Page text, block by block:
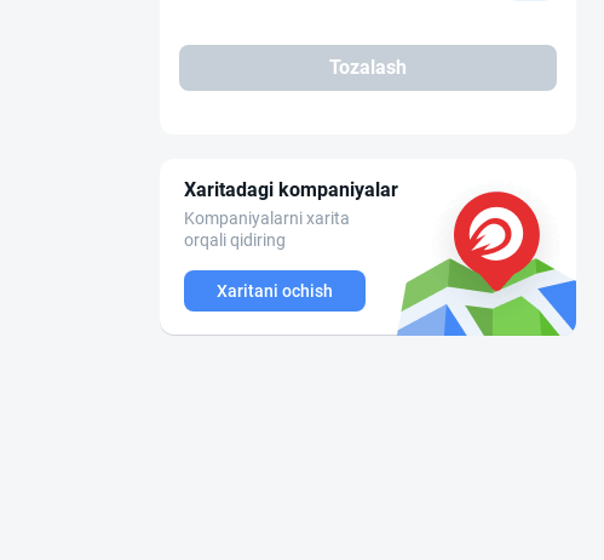
Tozalash
Xaritadagi kompaniyalar
Kompaniyalarni xarita
orqali qidiring
Xaritani ochish